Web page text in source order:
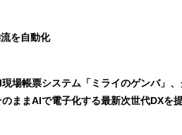
を自動化
場帳票システム「ミライのゲンバ」
ままAIで電子化する最新次世代DXを